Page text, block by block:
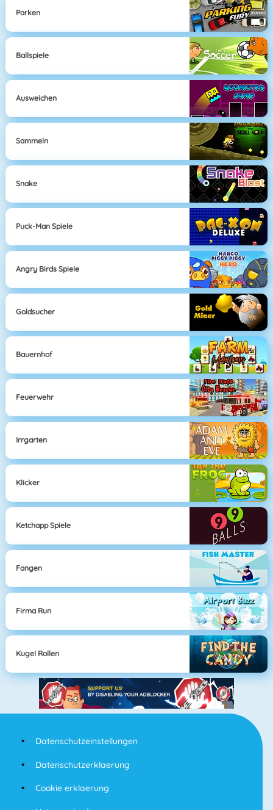
Parken
Ballspiele
Ausweichen
Sammeln
Snake
Puck-Man Spiele
Angry Birds Spiele
Goldsucher
Bauernhof
Feuerwehr
Irrgarten
Klicker
Ketchapp Spiele
Fangen
Firma Run
Kugel Rollen
Datenschutzeinstellungen
Datenschutzerklaerung
Cookie erklaerung